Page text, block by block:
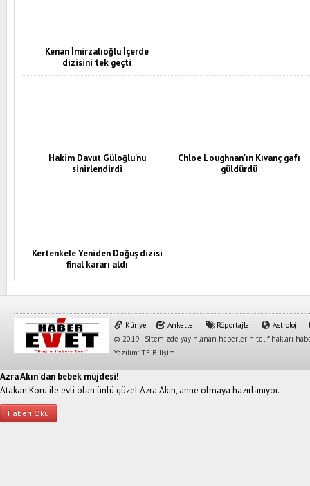
Kenan İmirzalıoğlu İçerde
dizisini tek geçti
Hakim Davut Güloğlu'nu
sinirlendirdi
Chloe Loughnan'ın Kıvanç gafı
güldürdü
Kertenkele Yeniden Doğuş dizisi
final kararı aldı
Künye Anketler Röportajlar
Astroloji
© 2019 - Sitemizde yayınlanan haberlerin telif hakları
Yazılım: TE Bilişim
Azra Akın'dan bebek müjdesi!
Atakan Koru ile evli olan ünlü güzel Azra Akın, anne olmaya hazırlanıyor.
Haberi Oku